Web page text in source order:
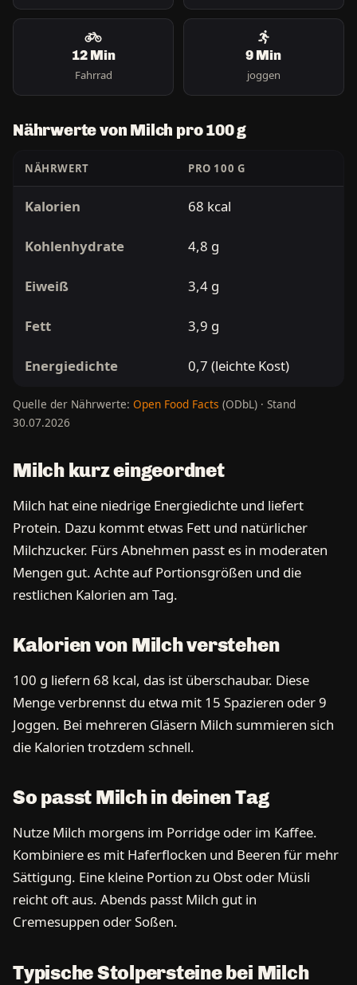
12 Min
Fahrrad
9 Min
joggen
Nährwerte von Milch pro 100 g
NÄHRWERT PRO 100 G
Kalorien 68 kcal
Kohlenhydrate 4,8 g
Eiweiß 3,4 g
Fett 3,9 g
Energiedichte 0,7 (leichte Kost)
Quelle der Nährwerte: Open Food Facts (ODbL) · Stand
30.07.2026
Milch kurz eingeordnet
Milch hat eine niedrige Energiedichte und liefert
Protein. Dazu kommt etwas Fett und natürlicher
Milchzucker. Fürs Abnehmen passt es in moderaten
Mengen gut. Achte auf Portionsgrößen und die
restlichen Kalorien am Tag.
Kalorien von Milch verstehen
100 g liefern 68 kcal, das ist überschaubar. Diese
Menge verbrennst du etwa mit 15 Spazieren oder 9
Joggen. Bei mehreren Gläsern Milch summieren sich
die Kalorien trotzdem schnell.
So passt Milch in deinen Tag
Nutze Milch morgens im Porridge oder im Kaffee.
Kombiniere es mit Haferflocken und Beeren für mehr
Sättigung. Eine kleine Portion zu Obst oder Müsli
reicht oft aus. Abends passt Milch gut in
Cremesuppen oder Soßen.
Typische Stolpersteine bei Milch